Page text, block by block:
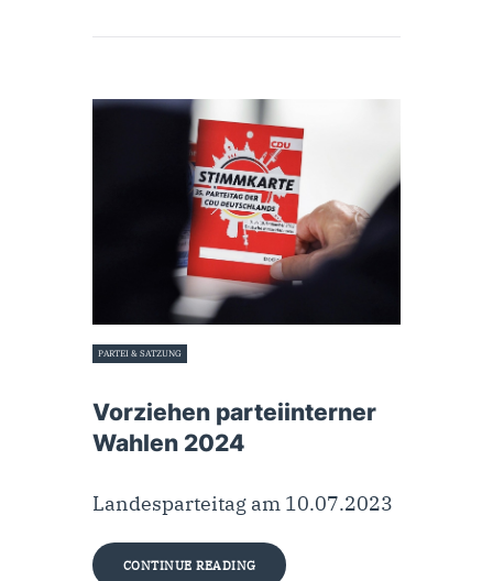
PARTEI & SATZUNG
Vorziehen parteiinterner
Wahlen 2024
Landesparteitag am 10.07.2023
CONTINUE READING